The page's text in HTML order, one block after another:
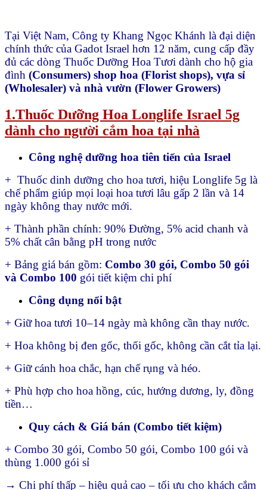
Tại Việt Nam, Công ty Khang Ngọc Khánh là đại diện
chính thức của Gadot Israel hơn 12 năm, cung cấp đầy
đủ các dòng Thuốc Dưỡng Hoa Tươi dành cho hộ gia
đình (Consumers) shop hoa (Florist shops), vựa sỉ
(Wholesaler) và nhà vườn (Flower Growers)
1.Thuốc Dưỡng Hoa Longlife Israel 5g
dành cho người cắm hoa tại nhà
Công nghệ dưỡng hoa tiên tiến của Israel
+ Thuốc dinh dưỡng cho hoa tươi, hiệu Longlife 5g là
chế phẩm giúp mọi loại hoa tươi lâu gấp 2 lần và 14
ngày không thay nước mới.
+ Thành phần chính: 90% Đường, 5% acid chanh và
5% chất cân bằng pH trong nước
+ Bảng giá bán gồm: Combo 30 gói, Combo 50 gói
và Combo 100 gói tiết kiệm chi phí
Công dụng nổi bật
+ Giữ hoa tươi 10–14 ngày mà không cần thay nước.
+ Hoa không bị đen gốc, thối gốc, không cần cắt tỉa lại.
+ Giữ cánh hoa chắc, hạn chế rụng và héo.
+ Phù hợp cho hoa hồng, cúc, hướng dương, ly, đồng
tiền…
Quy cách & Giá bán (Combo tiết kiệm)
+ Combo 30 gói, Combo 50 gói, Combo 100 gói và
thùng 1.000 gói sỉ
→ Chi phí thấp – hiệu quả cao – tối ưu cho khách cắm